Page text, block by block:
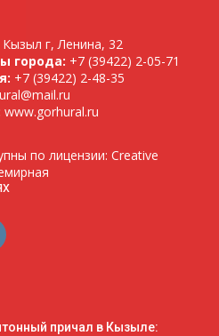
г, Ленина, 32
города: +7 (39422) 2-05-71
+7 (39422) 2-48-35
www.gorhural.ru
по лицензии: Creative
причал в Кызыле: